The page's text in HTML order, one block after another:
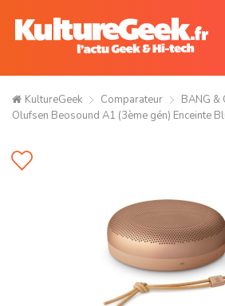
KultureGeek Comparateur BANG &
Olufsen Beosound A1 (3ème gén) Enceinte